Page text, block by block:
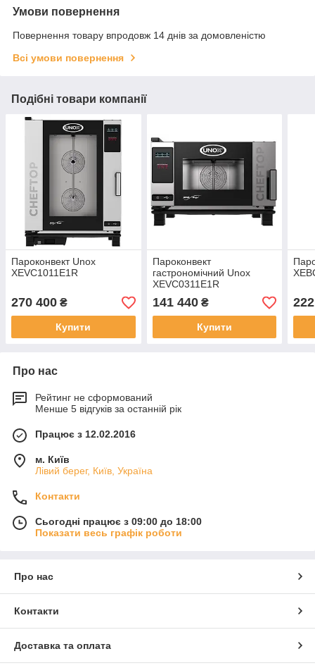
Умови повернення
Повернення товару впродовж 14 днів за домовленістю
Всі умови повернення
Подібні товари компанії
Пароконвект Unox
XEVC1011E1R
270 400 ₴
Купити
Пароконвект
гастрономічний Unox
XEVC0311E1R
141 440₴
Купити
Про нас
Рейтинг не сформований
Менше 5 відгуків за останній рік
Працює з 12.02.2016
м. Київ
Лівий берег, Київ, Україна
Контакти
Сьогодні працює з 09:00 до 18:00
Показати весь графік роботи
Про нас
Контакти
Доставка та оплата